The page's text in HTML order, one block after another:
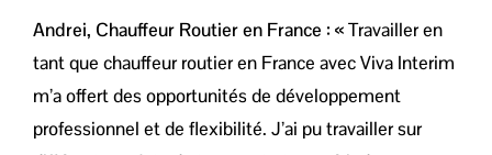
Andrei, Chauffeur Routier en France : « Travailler en
tant que chauffeur routier en France avec Viva Interim
m’a offert des opportunités de développement
professionnel et de flexibilité. J’ai pu travailler sur